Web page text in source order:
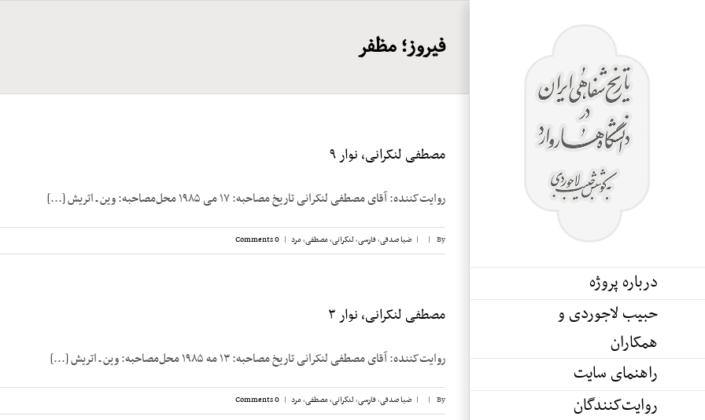
درباره پروژه
حبیب لاجوردی و
همکاران
راهنمای سایت
روایت‌کنندگان
فیروز؛ مظفر
مصطفی لنکرانی، نوار ۹
روایت‌کننده: آقای مصطفی لنکرانی تاریخ مصاحبه: ۱۷ می ۱۹۸۵ محل‌مصاحبه: وین ـ اتریش [...]
By
|
| ضیا صدقی,فارسی,لنکرانی، مصطفی,مرد |
0 Comments
مصطفی لنکرانی، نوار ۳
روایت‌کننده: آقای مصطفی لنکرانی تاریخ مصاحبه: ۱۳ مه ۱۹۸۵ محل‌مصاحبه: وین ـ اتریش [...]
By
|
| ضیا صدقی,فارسی,لنکرانی، مصطفی,مرد |
0 Comments